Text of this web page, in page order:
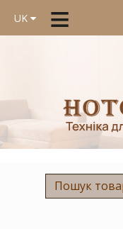
UK ≡